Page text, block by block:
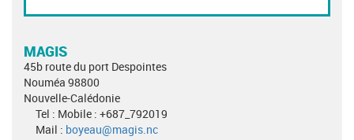
MAGIS
45b route du port Despointes
Nouméa 98800
Nouvelle-Calédonie
Tel : Mobile : +687_792019
Mail : boyeau@magis.nc